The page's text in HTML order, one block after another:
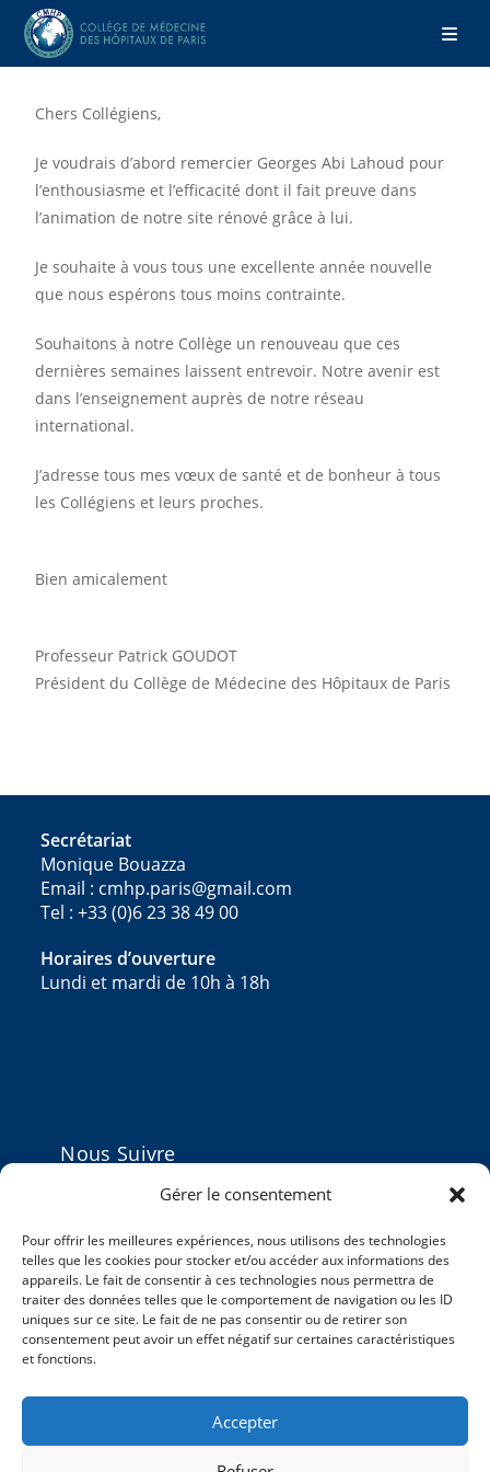
Gérer le consentement
Pour offrir les meilleures expériences, nous utilisons des technologies
telles que les cookies pour stocker et/ou accéder aux informations des
appareils. Le fait de consentir à ces technologies nous permettra de
traiter des données telles que le comportement de navigation ou les ID
uniques sur ce site. Le fait de ne pas consentir ou de retirer son
consentement peut avoir un effet négatif sur certaines caractéristiques
et fonctions.
Accepter
Chers Collégiens,
Je voudrais d’abord remercier Georges Abi Lahoud pour
l’enthousiasme et l’efficacité dont il fait preuve dans
l’animation de notre site rénové grâce à lui.
Je souhaite à vous tous une excellente année nouvelle
que nous espérons tous moins contrainte.
Souhaitons à notre Collège un renouveau que ces
dernières semaines laissent entrevoir. Notre avenir est
dans l’enseignement auprès de notre réseau
international.
J’adresse tous mes vœux de santé et de bonheur à tous
les Collégiens et leurs proches.
Bien amicalement
Professeur Patrick GOUDOT
Président du Collège de Médecine des Hôpitaux de Paris
Secrétariat
Monique Bouazza
Email : cmhp.paris@gmail.com
Tel : +33 (0)6 23 38 49 00
Horaires d’ouverture
Lundi et mardi de 10h à 18h
Nous Suivre
Actualités
5ème Journée Scientifique 2025 du CMHP
Hommage au Docteur Pierre Elbaz, professeur